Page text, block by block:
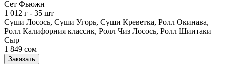
Сет Фьюжн
1 012 г - 35 шт
Суши Лосось, Суши Угорь, Суши Креветка, Ролл Окинава,
Ролл Калифорния классик, Ролл Чиз Лосось, Ролл Шиитаки
Сыр
1 849 сом
Заказать